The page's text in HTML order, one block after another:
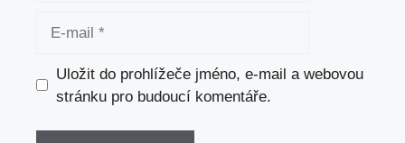
Uložit do prohlížeče jméno, e-mail a webovou
stránku pro budoucí komentáře.